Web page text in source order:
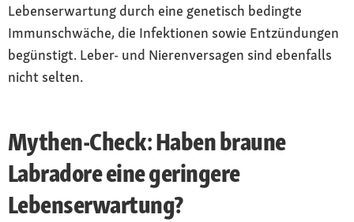
Lebenserwartung durch eine genetisch bedingte
Immunschwäche, die Infektionen sowie Entzündungen
begünstigt. Leber- und Nierenversagen sind ebenfalls
nicht selten.
Mythen-Check: Haben braune
Labradore eine geringere
Lebenserwartung?